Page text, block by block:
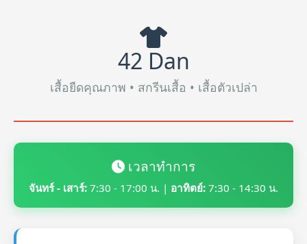
42 Dan
เสื้อยืดคุณภาพ • สกรีนเสื้อ • เสื้อตัวเปล่า
เวลาทำการ
จันทร์ - เสาร์: 7:30 - 17:00 น. | อาทิตย์: 7:30 - 14:30 น.